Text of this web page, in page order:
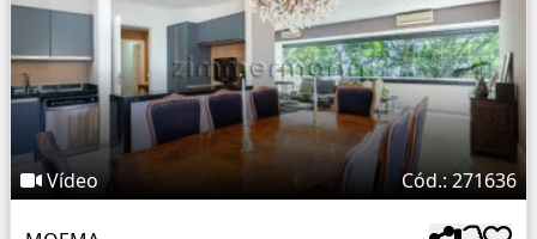
Vídeo Cód.: 271636